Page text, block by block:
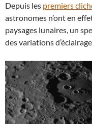
Depuis les premiers
astronomes n’ont en
paysages lunaires, un
des variations